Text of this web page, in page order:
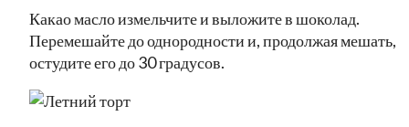
Какао масло измельчите и выложите в шоколад.
Перемешайте до однородности и, продолжая мешать,
остудите его до 30 градусов.